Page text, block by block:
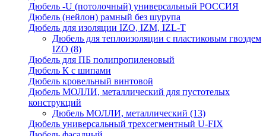
Дюбель -U (потолочный) универсальный РОССИЯ
Дюбель (нейлон) рамный без шурупа
Дюбель для изоляции IZO, IZM, IZL-T
Дюбель для теплоизоляции с пластиковым гвоздем
IZO (8)
Дюбель для ПБ полипропиленовый
Дюбель К с шипами
Дюбель кровельный винтовой
Дюбель МОЛЛИ, металлический для пустотелых
конструкций
Дюбель МОЛЛИ, металлический (13)
Дюбель универсальный трехсегментный U-FIX